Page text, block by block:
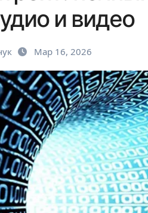
и видео
Мар 16, 2026